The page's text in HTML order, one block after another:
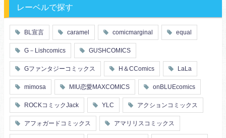
レーベルで探す
BL宣言 caramel comicmarginal equal
G－Lishcomics GUSHCOMICS
Gファンタジーコミックス H＆CComics LaLa
mimosa MIU恋愛MAXCOMICS onBLUEcomics
ROCKコミックJack YLC アクションコミックス
アフォガードコミックス アマリリスコミックス